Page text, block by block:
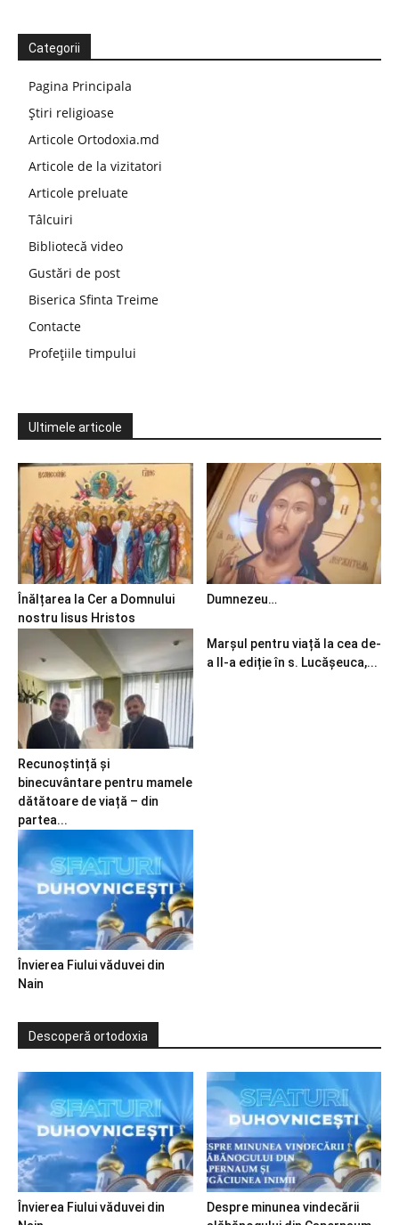
Categorii
Pagina Principala
Știri religioase
Articole Ortodoxia.md
Articole de la vizitatori
Articole preluate
Tâlcuiri
Bibliotecă video
Gustări de post
Biserica Sfinta Treime
Contacte
Profețiile timpului
Ultimele articole
Înălțarea la Cer a Domnului
nostru Iisus Hristos
Dumnezeu…
Recunoștință și
binecuvântare pentru mamele
dătătoare de viață – din
partea...
Marșul pentru viață la cea de-
a II-a ediție în s. Lucășeuca,...
Învierea Fiului văduvei din
Nain
Descoperă ortodoxia
Învierea Fiului văduvei din
Despre minunea vindecării